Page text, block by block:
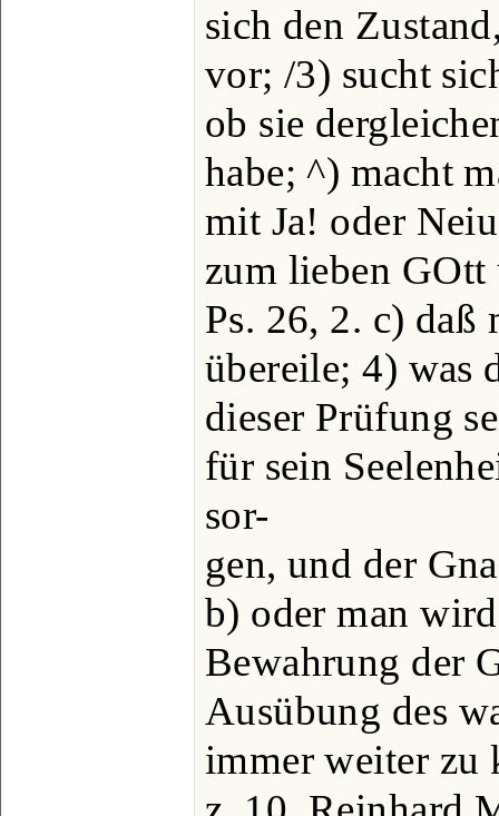
sich den
vor; /3) sucht
ob sie
habe; ^) macht
mit Ja! oder
zum lieben
Ps. 26, 2. c) daß
übereile; 4) was
dieser Prüfung
für sein
sor-
gen, und der
b) oder man
Bewahrung der
Ausübung des
immer weiter zu